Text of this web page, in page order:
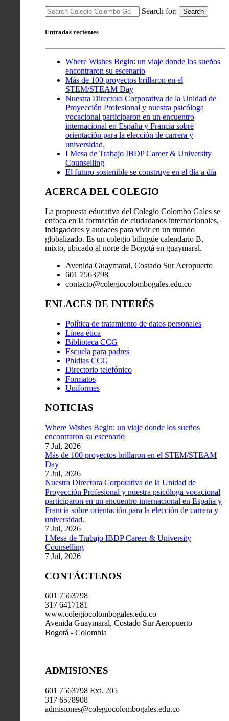
Search for: Search
Entradas recientes
Where Wishes Begin: un viaje donde los sueños
encontraron su escenario
Más de 100 proyectos brillaron en el
STEM/STEAM Day
Nuestra Directora Corporativa de la Unidad de
Proyección Profesional y nuestra psicóloga
vocacional participaron en un encuentro
internacional en España y Francia sobre
orientación para la elección de carrera y
universidad.
I Mesa de Trabajo IBDP Career & University
Counselling
El futuro sostenible se construye en el día a día
ACERCA DEL COLEGIO
La propuesta educativa del Colegio Colombo Gales se
enfoca en la formación de ciudadanos internacionales,
indagadores y audaces para vivir en un mundo
globalizado. Es un colegio bilingüe calendario B,
mixto, ubicado al norte de Bogotá en guaymaral.
Avenida Guaymaral, Costado Sur Aeropuerto
601 7563798
contacto@colegiocolombogales.edu.co
ENLACES DE INTERÉS
Política de tratamiento de datos personales
Línea ética
Biblioteca CCG
Escuela para padres
Phidias CCG
Directorio telefónico
Formatos
Uniformes
NOTICIAS
Where Wishes Begin: un viaje donde los sueños
encontraron su escenario
7 Jul, 2026
Más de 100 proyectos brillaron en el STEM/STEAM
Day
7 Jul, 2026
Nuestra Directora Corporativa de la Unidad de
Proyección Profesional y nuestra psicóloga vocacional
participaron en un encuentro internacional en España y
Francia sobre orientación para la elección de carrera y
universidad.
7 Jul, 2026
I Mesa de Trabajo IBDP Career & University
Counselling
7 Jul, 2026
CONTÁCTENOS
601 7563798
317 6417181
www.colegiocolombogales.edu.co
Avenida Guaymaral, Costado Sur Aeropuerto
Bogotá - Colombia
ADMISIONES
601 7563798 Ext. 205
317 6578908
admisiones@colegiocolombogales.edu.co